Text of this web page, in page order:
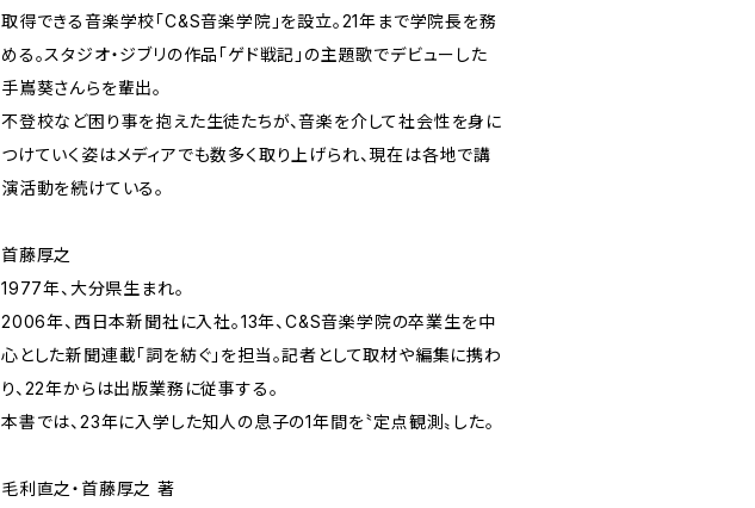
取得できる音楽学校「C&S音楽学院」を設立。21年まで学院長を務
める。スタジオ・ジブリの作品「ゲド戦記」の主題歌でデビューした
手嶌葵さんらを輩出。
不登校など困り事を抱えた生徒たちが、音楽を介して社会性を身に
つけていく姿はメディアでも数多く取り上げられ、現在は各地で講
演活動を続けている。
首藤厚之
1977年、大分県生まれ。
2006年、西日本新聞社に入社。13年、C&S音楽学院の卒業生を中
心とした新聞連載「詞を紡ぐ」を担当。記者として取材や編集に携わ
り、22年からは出版業務に従事する。
本書では、23年に入学した知人の息子の1年間を〝定点観測〟した。
毛利直之・首藤厚之 著